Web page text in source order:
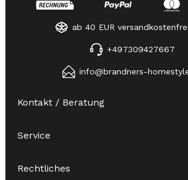
ab 40 EUR
+497309427667
info@brandners-
Kontakt / Beratung
Service
Rechtliches